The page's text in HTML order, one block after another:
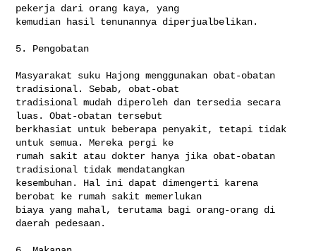
pekerja dari orang kaya, yang
kemudian hasil tenunannya diperjualbelikan.
5. Pengobatan
Masyarakat suku Hajong menggunakan obat-obatan
tradisional. Sebab, obat-obat
tradisional mudah diperoleh dan tersedia secara
luas. Obat-obatan tersebut
berkhasiat untuk beberapa penyakit, tetapi tidak
untuk semua. Mereka pergi ke
rumah sakit atau dokter hanya jika obat-obatan
tradisional tidak mendatangkan
kesembuhan. Hal ini dapat dimengerti karena
berobat ke rumah sakit memerlukan
biaya yang mahal, terutama bagi orang-orang di
daerah pedesaan.